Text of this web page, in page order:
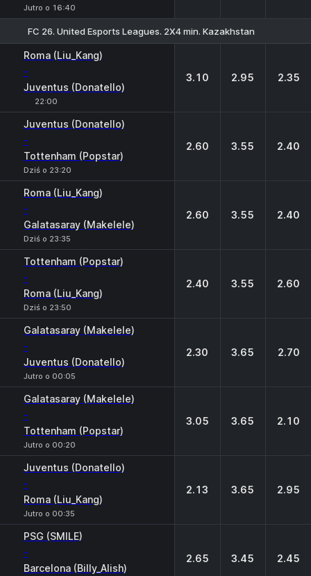
Jutro o 16:40
FC 26. United Esports Leagues. 2X4 min. Kazakhstan
Roma (Liu_Kang)
-
Juventus (Donatello)
22:00
3.10 2.95 2.35
Juventus (Donatello)
-
Tottenham (Popstar)
Dziś o 23:20
2.60 3.55 2.40
Roma (Liu_Kang)
-
Galatasaray (Makelele)
Dziś o 23:35
2.60 3.55 2.40
Tottenham (Popstar)
-
Roma (Liu_Kang)
Dziś o 23:50
2.40 3.55 2.60
Galatasaray (Makelele)
-
Juventus (Donatello)
Jutro o 00:05
2.30 3.65 2.70
Galatasaray (Makelele)
-
Tottenham (Popstar)
Jutro o 00:20
3.05 3.65 2.10
Juventus (Donatello)
-
Roma (Liu_Kang)
Jutro o 00:35
2.13 3.65 2.95
PSG (SMILE)
-
Barcelona (Billy_Alish)
2.65 3.45 2.45